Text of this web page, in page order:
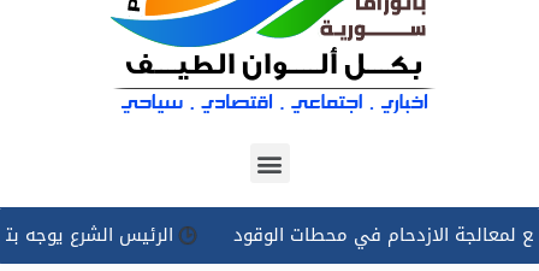
الازدحام في محطات الوقود الرئيس الشرع يوجه بتسخير